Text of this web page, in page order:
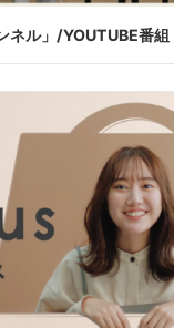
ネル」/YOUTUBE番組